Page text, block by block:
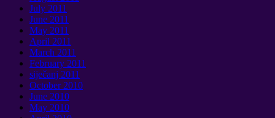
July 2011
June 2011
May 2011
April 2011
March 2011
February 2011
siječanj 2011
October2010
June 2010
May 2010